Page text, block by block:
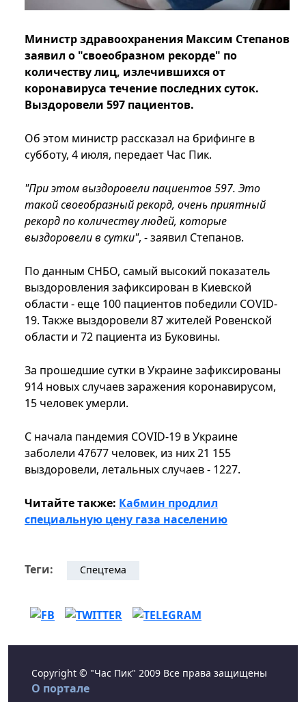
Министр здравоохранения Максим Степанов
заявил о "своеобразном рекорде" по
количеству лиц, излечившихся от
коронавируса течение последних суток.
Выздоровели 597 пациентов.
Об этом министр рассказал на брифинге в
субботу, 4 июля, передает Час Пик.
"При этом выздоровели пациентов 597. Это
такой своеобразный рекорд, очень приятный
рекорд по количеству людей, которые
выздоровели в сутки", - заявил Степанов.
По данным СНБО, самый высокий показатель
выздоровления зафиксирован в Киевской
области - еще 100 пациентов победили COVID-
19. Также выздоровели 87 жителей Ровенской
области и 72 пациента из Буковины.
За прошедшие сутки в Украине зафиксированы
914 новых случаев заражения коронавирусом,
15 человек умерли.
С начала пандемия COVID-19 в Украине
заболели 47677 человек, из них 21 155
выздоровели, летальных случаев - 1227.
Читайте также: Кабмин продлил
специальную цену газа населению
Теги: Спецтема
Copyright © "Час Пик" 2009 Все права защищены
О портале